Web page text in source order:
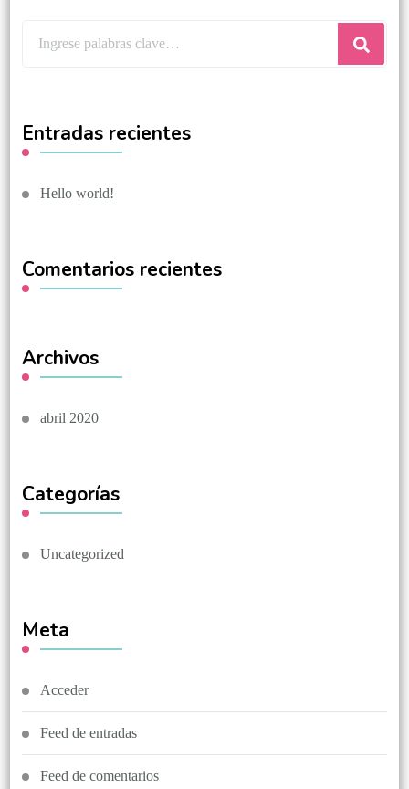
Entradas recientes
Hello world!
Comentarios recientes
Archivos
abril 2020
Categorías
Uncategorized
Meta
Acceder
Feed de entradas
Feed de comentarios